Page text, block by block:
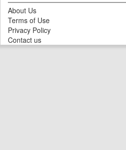
About Us
Terms of Use
Privacy Policy
Contact us